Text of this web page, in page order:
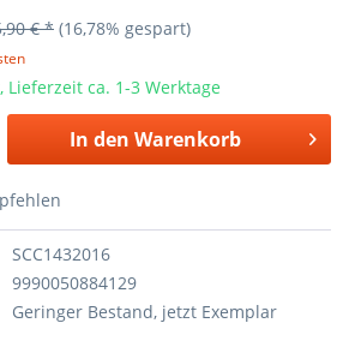
€ * (16,78% gespart)
ca. 1-3 Werktage
In den Warenkorb
SCC1432016
9990050884129
Geringer Bestand, jetzt Exemplar